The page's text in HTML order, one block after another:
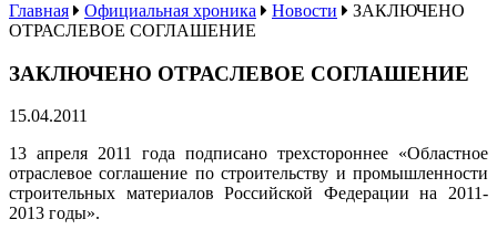
Главная Официальная хроника Новости
ЗАКЛЮЧЕНО
ОТРАСЛЕВОЕ СОГЛАШЕНИЕ
ЗАКЛЮЧЕНО ОТРАСЛЕВОЕ СОГЛАШЕНИЕ
15.04.2011
13 апреля 2011 года подписано трехстороннее «Областное
отраслевое соглашение по строительству и промышленности
строительных материалов Российской Федерации на 2011-
2013 годы».